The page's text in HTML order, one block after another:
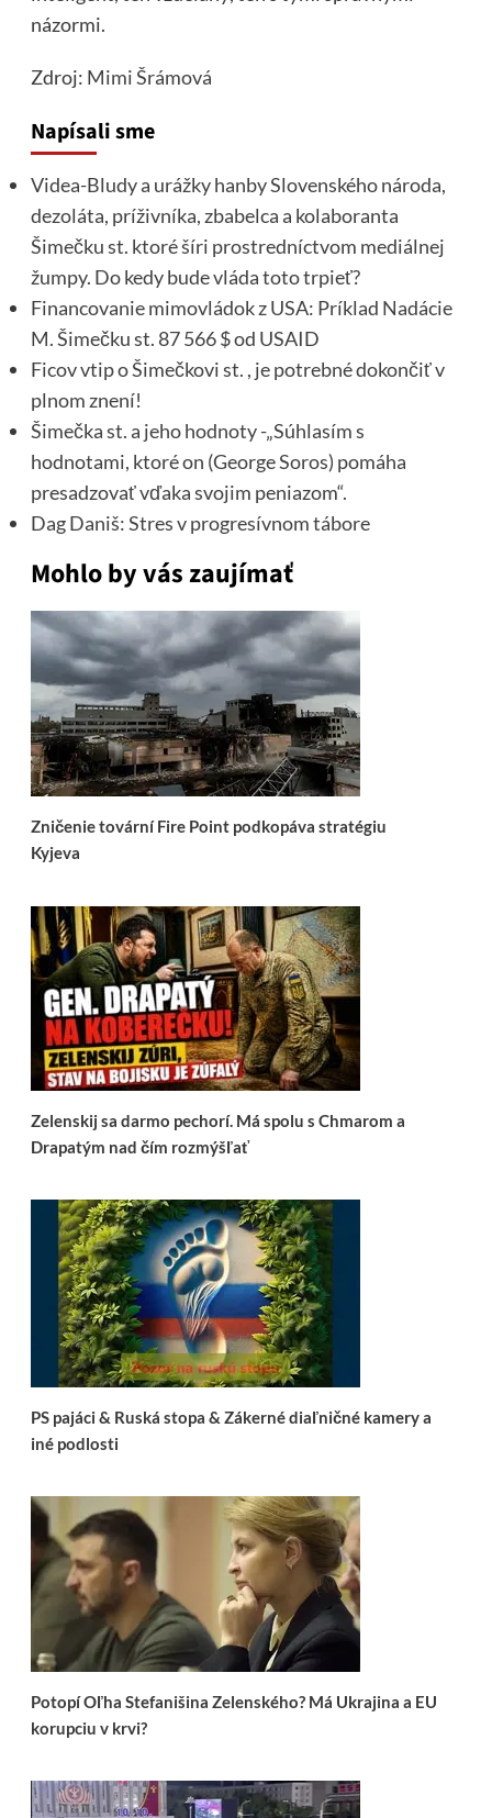
názormi.
Zdroj: Mimi Šrámová
Napísali sme
Videa-Bludy a urážky hanby Slovenského národa,
dezoláta, príživníka, zbabelca a kolaboranta
Šimečku st. ktoré šíri prostredníctvom mediálnej
žumpy. Do kedy bude vláda toto trpieť?
Financovanie mimovládok z USA: Príklad Nadácie
M. Šimečku st. 87 566 $ od USAID
Ficov vtip o Šimečkovi st. , je potrebné dokončiť v
plnom znení!
Šimečka st. a jeho hodnoty -„Súhlasím s
hodnotami, ktoré on (George Soros) pomáha
presadzovať vďaka svojim peniazom“.
Dag Daniš: Stres v progresívnom tábore
Mohlo by vás zaujímať
Zničenie tovární Fire Point podkopáva stratégiu
Kyjeva
Zelenskij sa darmo pechorí. Má spolu s Chmarom a
Drapatým nad čím rozmýšľať
PS pajáci & Ruská stopa & Zákerné diaľničné kamery a
iné podlosti
Potopí Oľha Stefanišina Zelenského? Má Ukrajina a EU
korupciu v krvi?